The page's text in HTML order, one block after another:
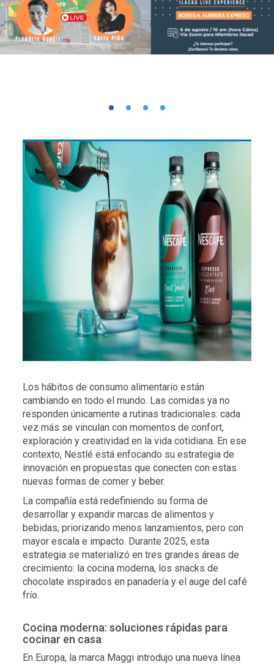
Los hábitos de consumo alimentario están
cambiando en todo el mundo. Las comidas ya no
responden únicamente a rutinas tradicionales: cada
vez más se vinculan con momentos de confort,
exploración y creatividad en la vida cotidiana. En ese
contexto, Nestlé está enfocando su estrategia de
innovación en propuestas que conecten con estas
nuevas formas de comer y beber.
La compañía está redefiniendo su forma de
desarrollar y expandir marcas de alimentos y
bebidas, priorizando menos lanzamientos, pero con
mayor escala e impacto. Durante 2025, esta
estrategia se materializó en tres grandes áreas de
crecimiento: la cocina moderna, los snacks de
chocolate inspirados en panadería y el auge del café
frío.
Cocina moderna: soluciones rápidas para
cocinar en casa
En Europa, la marca Maggi introdujo una nueva línea